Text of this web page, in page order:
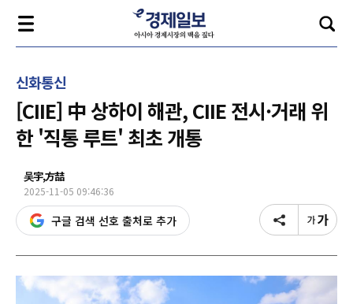
신화통신
[CIIE] 中 상하이 해관, CIIE 전시·거래 위
한 '직통 루트' 최초 개통
吴宇,方喆
2025-11-05 09:46:36
구글 검색 선호 출처로 추가